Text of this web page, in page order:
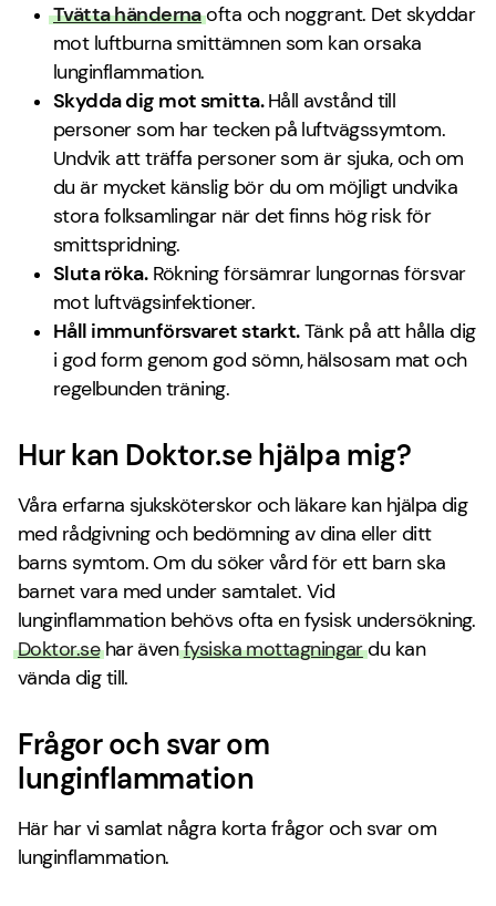
Tvätta händernaofta och noggrant. Det skyddar
mot luftburna smittämnen som kan orsaka
lunginflammation.
Skydda dig mot smitta.Håll avstånd till
personer som har tecken på luftvägssymtom.
Undvik att träffa personer som är sjuka, och om
du är mycket känslig bör du om möjligt undvika
stora folksamlingar när det finns hög risk för
smittspridning.
Sluta röka.Rökning försämrar lungornas försvar
mot luftvägsinfektioner.
Håll immunförsvaret starkt.Tänk på att hålla dig
i god form genom god sömn, hälsosam mat och
regelbunden träning.
Hur kan Doktor.se hjälpa mig?
Våra erfarna sjuksköterskor och läkare kan hjälpa dig
med rådgivning och bedömning av dina eller ditt
barns symtom. Om du söker vård för ett barn ska
barnet vara med under samtalet. Vid
lunginflammation behövs ofta en fysisk undersökning.
Doktor.sehar ävenfysiska mottagningardu kan
vända dig till.
Frågor och svar om
lunginflammation
Här har vi samlat några korta frågor och svar om
lunginflammation.